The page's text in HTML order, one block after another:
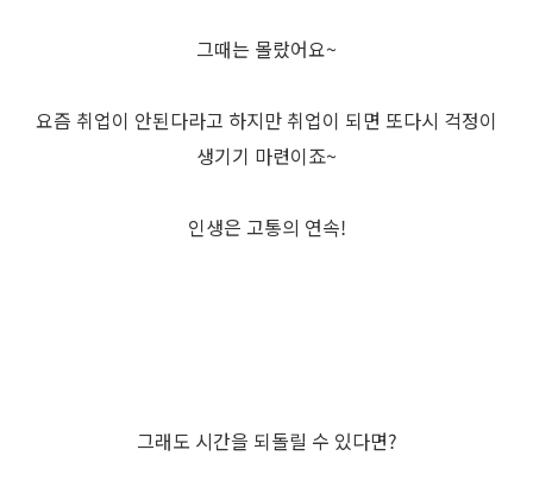
그때는 몰랐어요~
요즘 취업이 안된다라고 하지만 취업이 되면 또다시 걱정이
생기기 마련이죠~
인생은 고통의 연속!
그래도 시간을 되돌릴 수 있다면?